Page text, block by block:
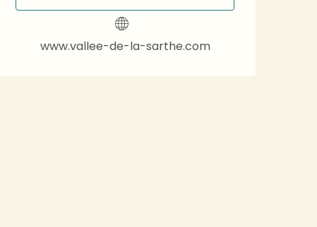
www.vallee-de-la-sarthe.com